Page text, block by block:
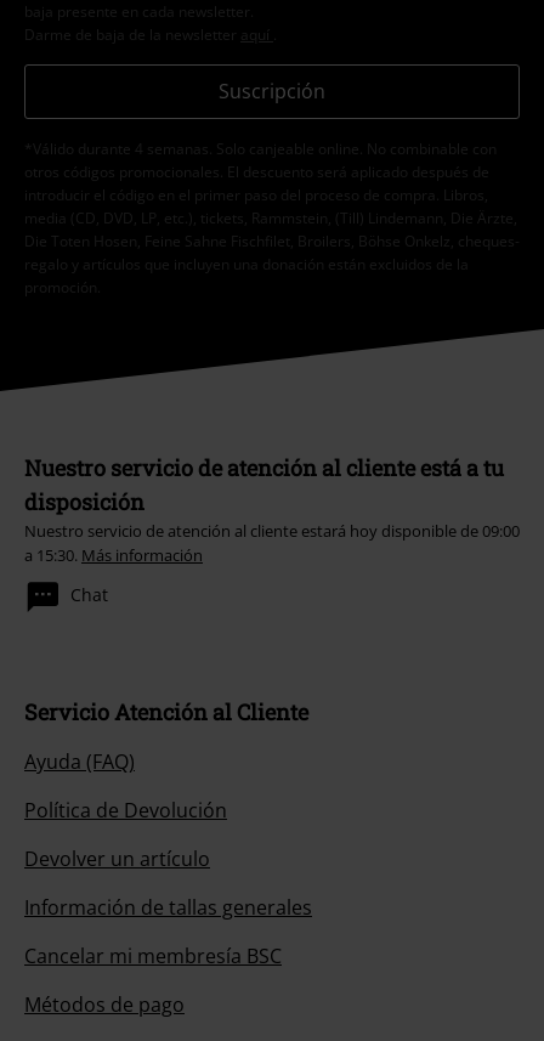
baja presente en cada newsletter.
Darme de baja de la newsletter
aquí
Suscripción
*Válido durante 4 semanas. Solo canjeable online. No combinable con
otros códigos promocionales. El descuento será aplicado después de
introducir el código en el primer paso del proceso de compra. Libros,
media (CD, DVD, LP, etc.), tickets, Rammstein, (Till) Lindemann, Die Ärzte,
Die Toten Hosen, Feine Sahne Fischfilet, Broilers, Böhse Onkelz, cheques-
regalo y artículos que incluyen una donación están excluidos de la
promoción.
Nuestro servicio de atención al cliente está a tu
disposición
Nuestro servicio de atención al cliente estará hoy disponible de 09:00
a 15:30. Más información
Chat
Servicio Atención al Cliente
Ayuda (FAQ)
Política de Devolución
Devolver un artículo
Información de tallas generales
Cancelar mi membresía BSC
Métodos de pago